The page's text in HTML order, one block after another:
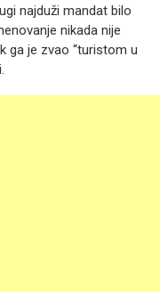
najduži mandat bilo
nikada nije
ga je zvao “turistom u